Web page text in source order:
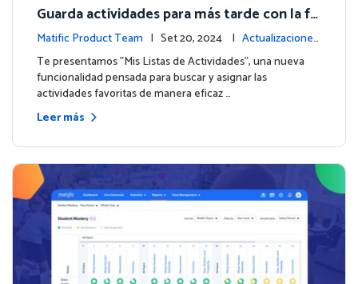
Guarda actividades para más tarde con la fu
nción de Listas de Actividades
Matific Product Team | Set 20, 2024 | Actualizaciones
de la plataforma
Te presentamos "Mis Listas de Actividades", una nueva
funcionalidad pensada para buscar y asignar las
actividades favoritas de manera eficaz …
Leer más